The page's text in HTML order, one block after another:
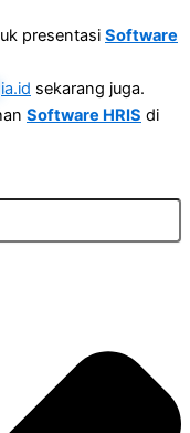
presentasi Software
ia.id sekarang juga.
Software HRIS di